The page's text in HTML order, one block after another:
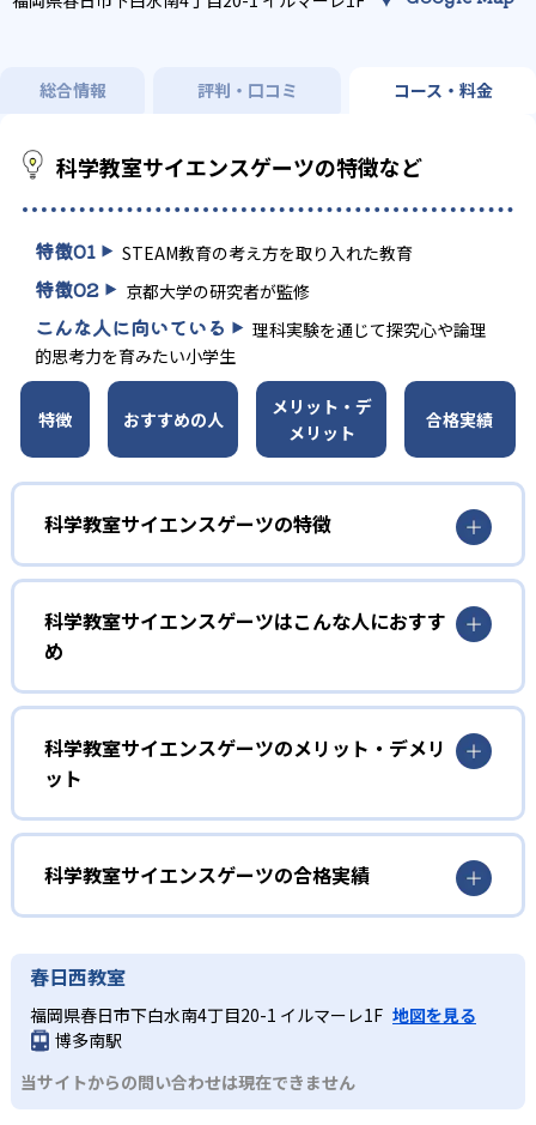
総合情報 評判・口コミ コース・料金
科学教室サイエンスゲーツの特徴など
特徴01 STEAM教育の考え方を取り入れた教育
特徴02 京都大学の研究者が監修
こんな人に向いている
理科実験を通じて探究心や論理
的思考力を育みたい小学生
特徴 おすすめの人
メリット・デ
メリット
合格実績
科学教室サイエンスゲーツの特徴
1
STEAM教育による横断的学び
サイエンスゲーツでは「科学、技術、工学、教養・創造
性、数学」を統合したSTEAM教育の考え方を採用。理数系
の知識をベースに、教科の枠を超えた横断的な学習を実践
することで、応用力や問題解決力を育成する学習設計にな
っている。
授業は講義形式ではなく、身近な科学現象をテーマにした
実験で構成される。子ども自らが仮説を立て、実験で検証
し、その結果を考察するサイクルを繰り返すことで、論理
的思考力や探究心、集中力を高めていく。
3 樋口雅一先生監修カリキュラム
教材・実験テーマは京都大学iCeMS特定助教の樋口雅一先
生が監修。研究者ならではの視点で最新技術や発展的な内
容を反映し、学術的な深さと楽しさを両立させている。
科学教室サイエンスゲーツはこんな人におすす
め
初級
驚き、楽しみながら科学の基礎を学びたい子ども
初級コースは5歳から小学校3年生からの入学となる。キャ
ラクターを用いた独自の映像教材で科学への興味を誘うと
ころからスタートし、仮説→実験→結果→考察→振り返り
のステップで進める。結果のまとめはわかりやすい選択式
の問題となっている。
実験の結果から考察する力を高めたい子ども
中級コースは初級コースの受講を終了した人を対象とした
コース。進め方は初級コースと基本的に同じで、仮設、実
選択式の問題だけでなく、穴埋め式の問題にも取り組んで
科学教室サイエンスゲーツのメリット・デメリ
ット
どんなメリットがある?
サイエンスゲーツのメリットは、実験を通じて主体的に学
ぶことで探究心や論理的思考力、集中力を自然に養える点
にある。STEAM教育に基づく横断的カリキュラムにより、
知識同士の連携や応用力が高まり、将来的な問題解決力の
基盤づくりにもつながる。京都大学の研究者の監修で、学
術的な深さと質の高い学びを提供し、子どもの科学への興
味を深めていく。
どんなデメリットがある?
実験を中心としているため、実験に必要な白衣や安全メガ
科学教室サイエンスゲーツの合格実績
科学教室サイエンスゲーツは合格実績を公式サイトで公開
春日西教室
福岡県春日市下白水南4丁目20-1 イルマーレ1F 地図を見る
博多南駅
当サイトからの問い合わせは現在できません